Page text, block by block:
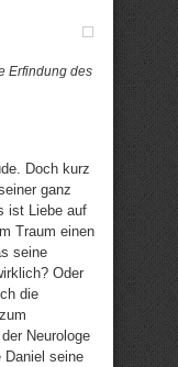
Erfindung des
Doch kurz
ganz
ist Liebe auf
Traum einen
seine
Oder
die
Neurologe
Daniel seine